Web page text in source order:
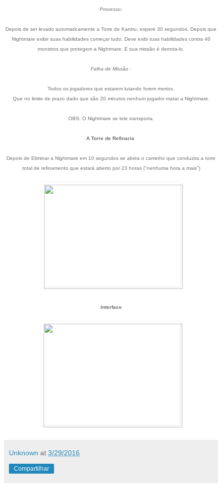
Processo:
Depois de ser levado automaticamente a Torre de Kantru, espere 30 segundos. Depois que
Nightmare exibir suas habilidades começar tudo. Deve exibi tuas habilidades contra 40
monstros que protegem a Nightmare. E sua missão é derrota-lo.
Falha de Missão :
Todos os jogadores que estarem lutando forem mortos.
Que no limite de prazo dado que são 20 minutos nenhum jogador matar a Nightmare.
OBS: O Nightmare se tele transporta.
A Torre de Refinaria
Depois de Eliminar a Nightmare em 10 segundos se abrira o caminho que conduzira a torre
total de refinamento que estará aberto por 23 horas ("nenhuma hora a mais")
Interface
Unknown at 3/29/2016
Compartilhar